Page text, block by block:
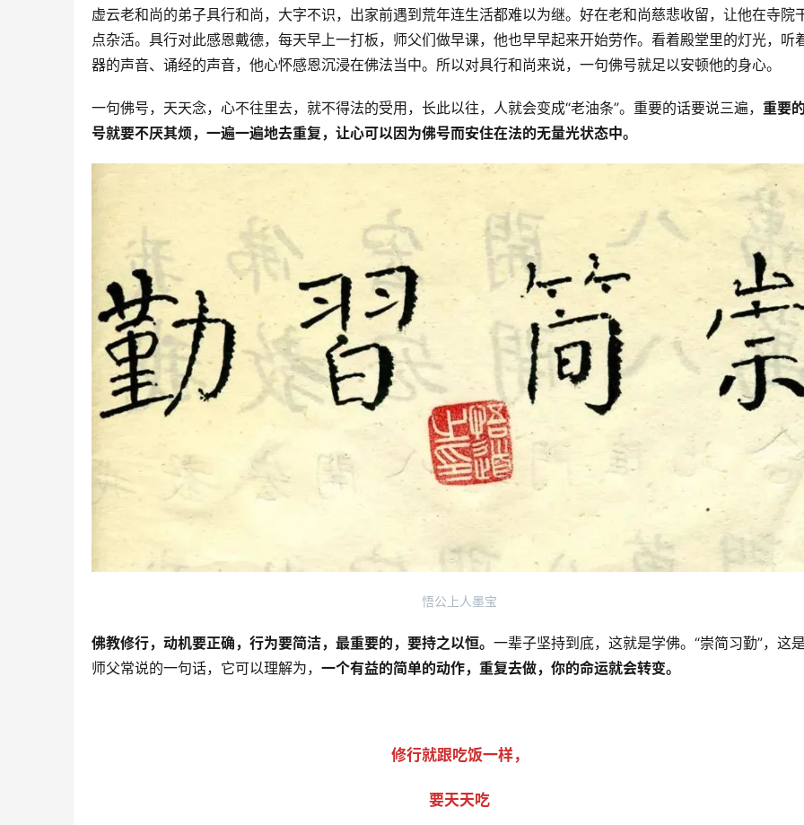
虚云老和尚的弟子具行和尚，大字不识，出家前遇到荒年连生活都难以为继。好在老和尚慈悲收留，让他在寺院
点杂活。具行对此感恩戴德，每天早上一打板，师父们做早课，他也早早起来开始劳作。看着殿堂里的灯光，听
器的声音、诵经的声音，他心怀感恩沉浸在佛法当中。所以对具行和尚来说，一句佛号就足以安顿他的身心。
一句佛号，天天念，心不往里去，就不得法的受用，长此以往，人就会变成“老油条”。重要的话要说三遍， 重要
号就要不厌其烦，一遍一遍地去重复，让心可以因为佛号而安住在法的无量光状态中。
悟公上人墨宝
佛教修行，动机要正确，行为要简洁，最重要的，要持之以恒。 一辈子坚持到底，这就是学佛。“崇简习勤”，这
师父常说的一句话，它可以理解为， 一个有益的简单的动作，重复去做，你的命运就会转变。
修行就跟吃饭一样，
要天天吃